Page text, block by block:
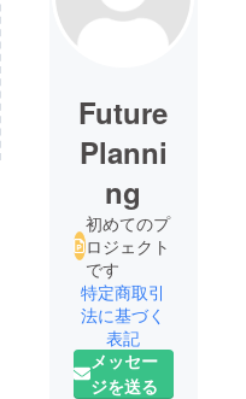
Future
Planni
ng
初めてのプ
ロジェクト
です
特定商取引
法に基づく
表記
メッセー
ジを送る